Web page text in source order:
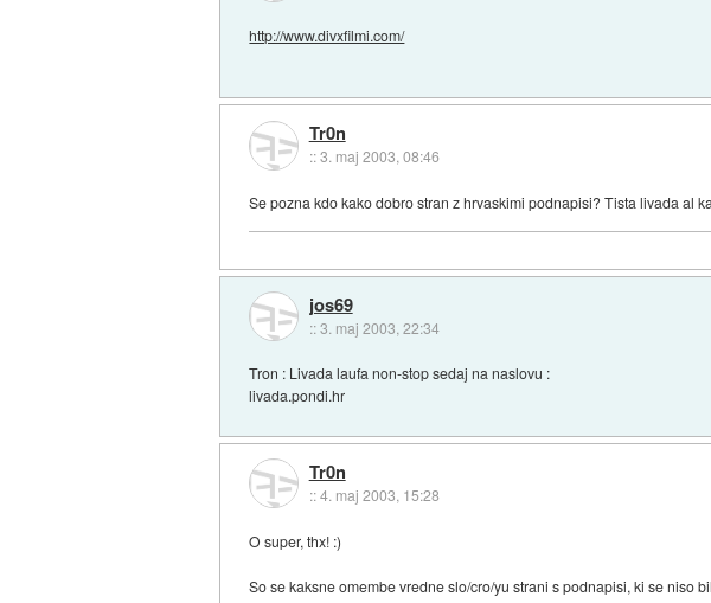
http://www.divxfilmi.com/
Tr0n
::3. maj 2003, 08:46
Se pozna kdo kako dobro stran z hrvaskimi podnapisi? Tista livada al
jos69
::3. maj 2003, 22:34
Tron : Livada laufa non-stop sedaj na naslovu :
livada.pondi.hr
Tr0n
::4. maj 2003, 15:28
O super, thx! :)
So se kaksne omembe vredne slo/cro/yu strani s podnapisi, ki se niso